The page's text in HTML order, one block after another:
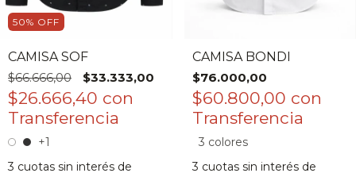
50% OFF
CAMISA SOF
$66.666,00
$33.333,00
$26.666,40 con
+1
3 cuotas sin interés de
CAMISA BONDI
$76.000,00
$60.800,00 con
3 colores
3 cuotas sin interés de